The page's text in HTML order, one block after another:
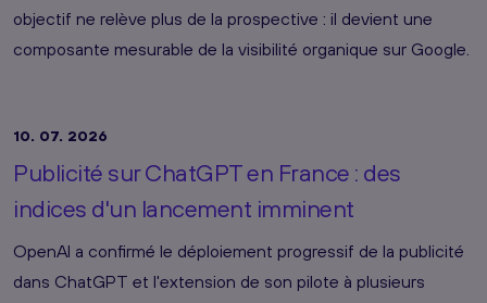
objectif ne relève plus de la prospective : il devient une
composante mesurable de la visibilité organique sur Google.
10. 07. 2026
Publicité sur ChatGPT en France : des
indices d'un lancement imminent
OpenAI a confirmé le déploiement progressif de la publicité
dans ChatGPT et l'extension de son pilote à plusieurs